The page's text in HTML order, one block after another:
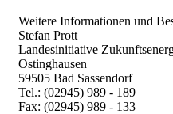
Weitere Informationen und
Stefan Prott
Landesinitiative
Ostinghausen
59505 Bad Sassendorf
Tel.: (02945) 989 - 189
Fax: (02945) 989 - 133